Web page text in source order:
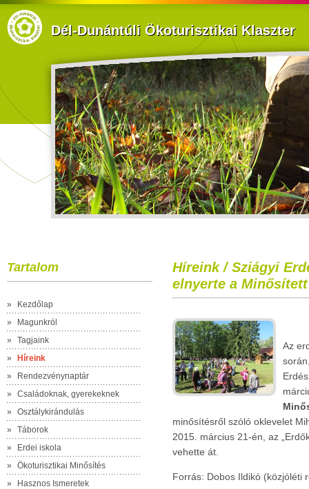
Dél-Dunántúli Ökoturisztikai Klaszter
Tartalom
»
Kezdőlap
»
Magunkról
»
Tagjaink
»
Híreink
»
Rendezvénynaptár
»
Családoknak, gyerekeknek
»
Osztálykirándulás
»
Táborok
»
Erdei iskola
»
Ökoturisztikai Minősítés
»
Hasznos Ismeretek
Híreink / Sziágyi
elnyerte a
Az
minősítésről szóló oklevelet
2015. március 21-én, az
vehette át.
Forrás: Dobos Ildikó (közjóléti